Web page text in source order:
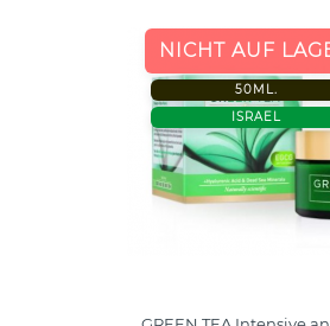
NICHT AUF
50ML.
ISRAEL